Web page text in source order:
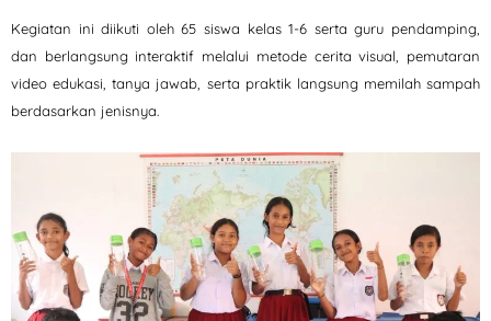
Kegiatan ini diikuti oleh 65 siswa kelas 1-6 serta guru pendamping,
dan berlangsung interaktif melalui metode cerita visual, pemutaran
video edukasi, tanya jawab, serta praktik langsung memilah sampah
berdasarkan jenisnya.